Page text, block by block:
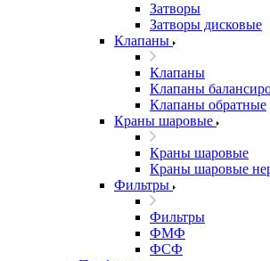
Затворы
Затворы дисковые
Клапаны
Клапаны
Клапаны
Клапаны обратные
Краны шаровые
Краны шаровые
Краны шаровые
Фильтры
Фильтры
ФМФ
ФСФ